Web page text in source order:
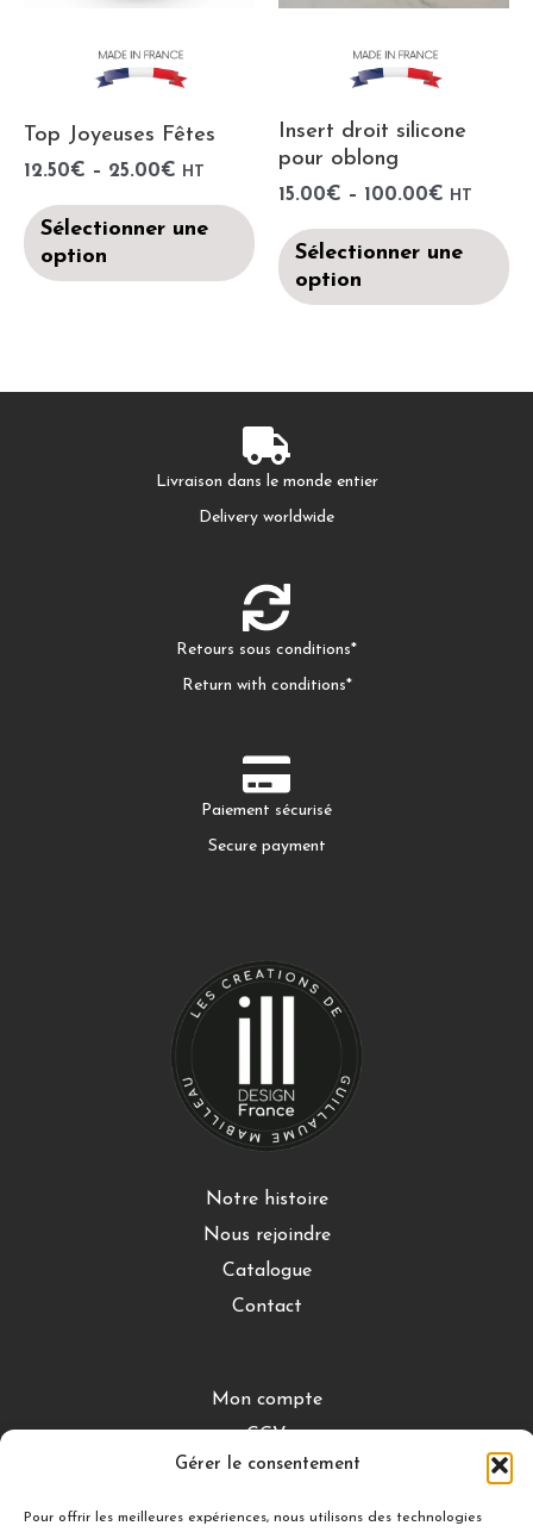
Gérer le consentement
Pour offrir les meilleures expériences, nous utilisons des technologies
Top Joyeuses Fêtes
12.50€ – 25.00€ HT
Sélectionner une
option
Insert droit silicone
pour oblong
15.00€ – 100.00€ HT
Sélectionner une
option
Livraison dans le monde entier
Delivery worldwide
Retours sous conditions*
Return with conditions*
Paiement sécurisé
Secure payment
Notre histoire
Nous rejoindre
Catalogue
Contact
Mon compte
CGV
Mentions légales
Conditions de retour